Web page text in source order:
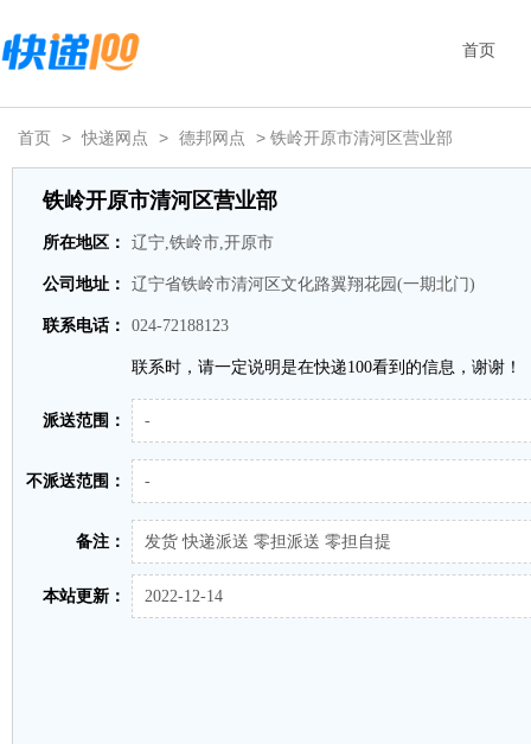
首页
首页 > 快递网点 > 德邦网点 > 铁岭开原市清河区营业部
铁岭开原市清河区营业部
所在地区： 辽宁,铁岭市,开原市
公司地址： 辽宁省铁岭市清河区文化路翼翔花园(一期北门)
联系电话： 024-72188123
联系时，请一定说明是在快递100看到的信息，谢谢！
派送范围： -
不派送范围： -
备注： 发货 快递派送 零担派送 零担自提
本站更新： 2022-12-14